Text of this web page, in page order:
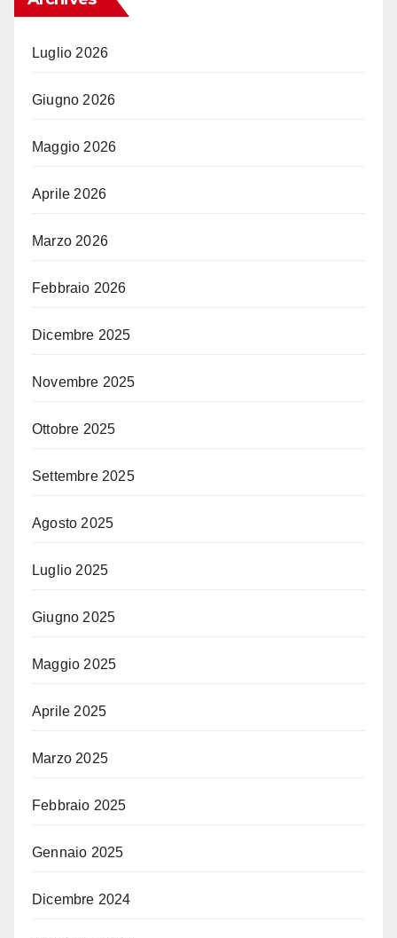
Luglio 2026
Giugno 2026
Maggio 2026
Aprile 2026
Marzo 2026
Febbraio 2026
Dicembre 2025
Novembre 2025
Ottobre 2025
Settembre 2025
Agosto 2025
Luglio 2025
Giugno 2025
Maggio 2025
Aprile 2025
Marzo 2025
Febbraio 2025
Gennaio 2025
Dicembre 2024